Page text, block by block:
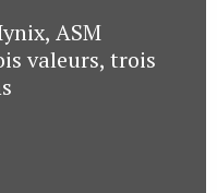
ASM
valeurs, trois